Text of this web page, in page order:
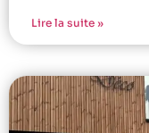
Lire la suite »